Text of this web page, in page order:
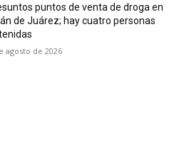
puntos de venta de droga en
de Juárez; hay cuatro personas
agosto de 2026